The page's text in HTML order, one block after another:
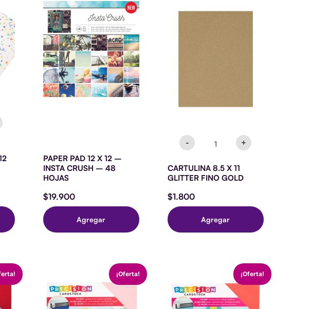
PAPER PAD 12 X 12 –
INSTA CRUSH – 48
HOJAS
$19.900
Agregar
-
8.5
+
CARTULINA 8.5 X 11
GLITTER FINO GOLD
$1.800
Agregar
¡Oferta!
CARDSTOCK
12
X
12
original
era:
El
precio
actual
es:
¡Oferta!
CARDSTOCK
12
X
12
original
era:
El
precio
es: